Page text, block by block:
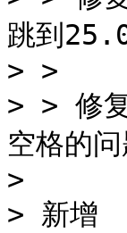
跳到
> >
> > 修复
空格的
>
> 新增